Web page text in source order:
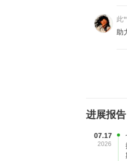
此
助
进展报告
07.17
2026